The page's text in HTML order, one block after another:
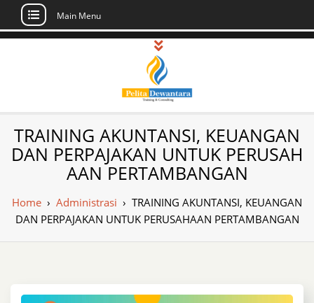
Skip
Main Menu
Pusat Pelatihan
dan Sertifikasi –
Daftar Training
Indonesia
Sertifikasi di Indonesia
TRAINING AKUNTANSI, KEUANGAN
DAN PERPAJAKAN UNTUK PERUSAH
AAN PERTAMBANGAN
Home › Administrasi › TRAINING AKUNTANSI, KEUANGAN
DAN PERPAJAKAN UNTUK PERUSAHAAN PERTAMBANGAN